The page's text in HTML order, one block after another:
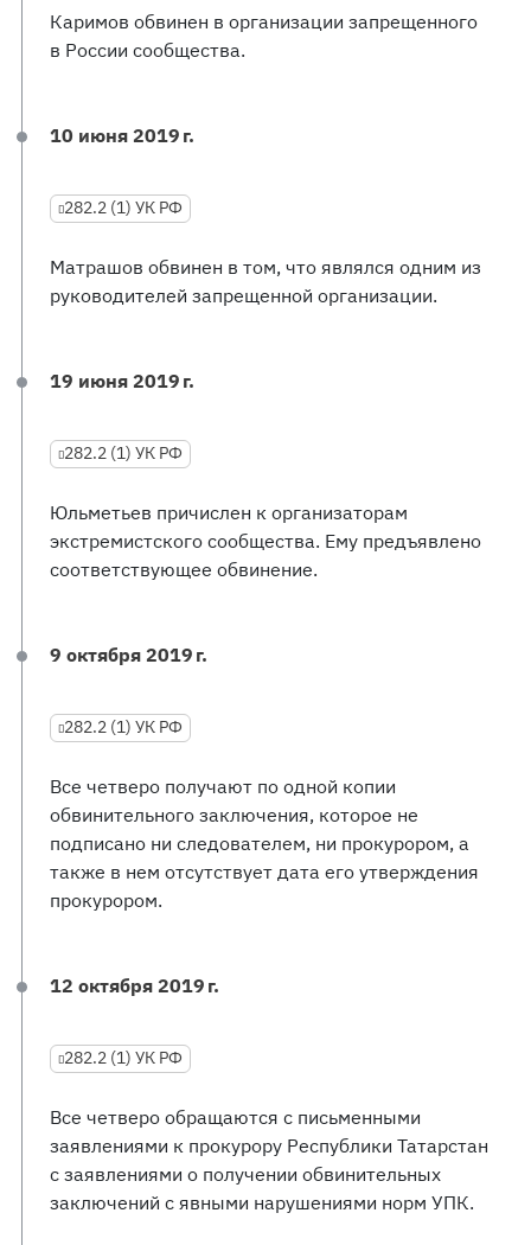
Каримов обвинен в организации запрещенного
в России сообщества.
10 июня 2019 г.
282.2 (1) УК РФ
Матрашов обвинен в том, что являлся одним из
руководителей запрещенной организации.
19 июня 2019 г.
282.2 (1) УК РФ
Юльметьев причислен к организаторам
экстремистского сообщества. Ему предъявлено
соответствующее обвинение.
9 октября 2019 г.
282.2 (1) УК РФ
Все четверо получают по одной копии
обвинительного заключения, которое не
подписано ни следователем, ни прокурором, а
также в нем отсутствует дата его утверждения
прокурором.
12 октября 2019 г.
282.2 (1) УК РФ
Все четверо обращаются с письменными
заявлениями к прокурору Республики Татарстан
с заявлениями о получении обвинительных
заключений с явными нарушениями норм УПК.